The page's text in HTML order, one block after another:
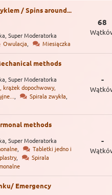
/ Spins around...
Super Moderatorka
Owulacja Miesiączka
68
methods
Super Moderatorka
krążek dopochwowy,
Spirala zwykła
-
methods
Super Moderatorka
Tabletki jedno i
,
Spirala
-
Emergency